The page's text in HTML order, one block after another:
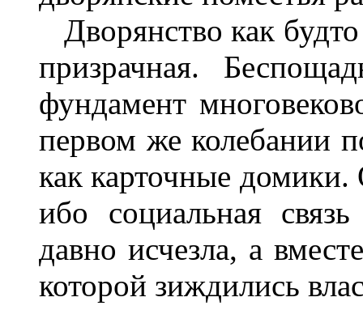
Дворянство как
призрачная.
фундамент
первом же колебании
как карточные
ибо социальная
давно исчезла, а
которой зиждились